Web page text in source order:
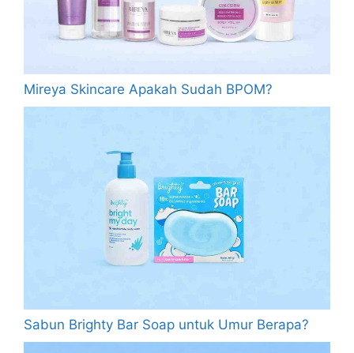
Mireya Skincare Apakah Sudah BPOM?
Sabun Brighty Bar Soap untuk Umur Berapa?